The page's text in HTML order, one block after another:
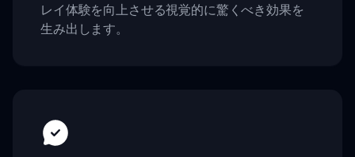
レイ体験を向上させる視覚的に驚くべき効果を
生み出します。